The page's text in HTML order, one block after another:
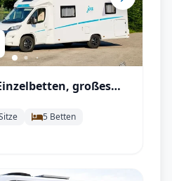
Elekt. Heizung
5 Betten